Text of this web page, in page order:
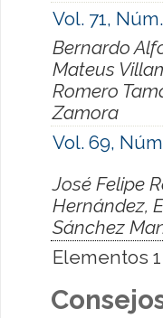
Vol. 71,
Bernardo
Mateus
Romero
Zamora
Vol. 69,
José Felipe
Hernández,
Sánchez
Elementos 1